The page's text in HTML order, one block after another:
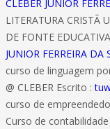
CLEBER JUNIOR
LITERATURA CRISTÃ
DE FONTE
JUNIOR FERREIRA DA
curso de linguagem
@ CLEBER Escrito :
curso de
Curso de